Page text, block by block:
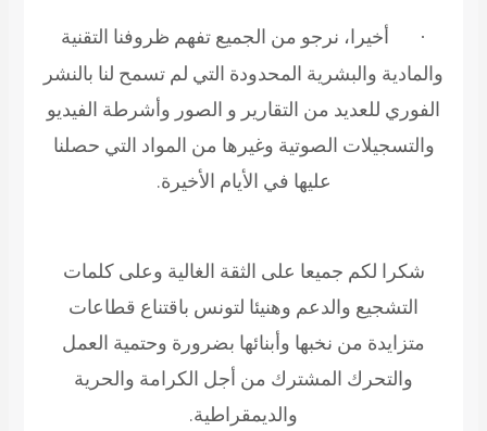
·
أخيرا، نرجو من الجميع تفهم ظروفنا التقنية
والمادية والبشرية المحدودة التي لم تسمح لنا بالنشر
الفوري للعديد من التقارير و الصور وأشرطة الفيديو
والتسجيلات الصوتية وغيرها من المواد التي حصلنا
عليها في الأيام الأخيرة.
شكرا لكم جميعا على الثقة الغالية وعلى كلمات
التشجيع والدعم وهنيئا لتونس باقتناع قطاعات
متزايدة من نخبها وأبنائها بضرورة وحتمية العمل
والتحرك المشترك من أجل الكرامة والحرية
والديمقراطية.